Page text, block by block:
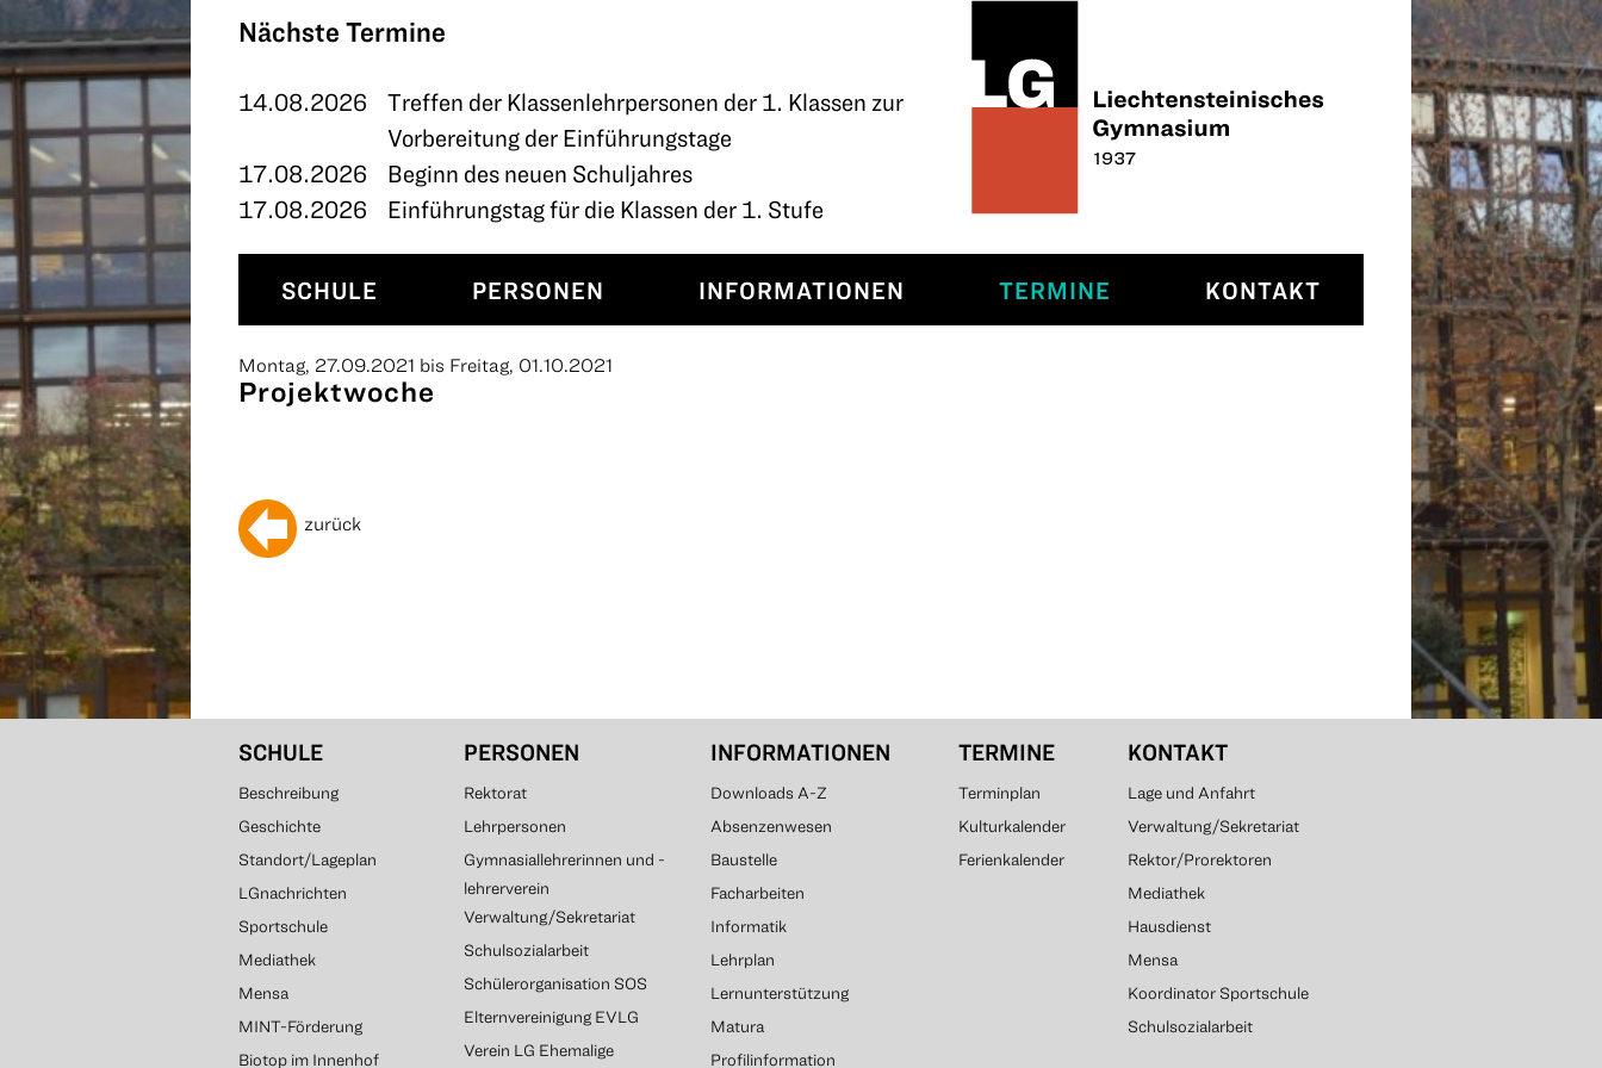
Nächste Termine
14.08.2026
Treffen der Klassenlehrpersonen der 1. Klassen zur
Vorbereitung der Einführungstage
17.08.2026
Beginn des neuen Schuljahres
17.08.2026
Einführungstag für die Klassen der 1. Stufe
SCHULE PERSONEN INFORMATIONEN TERMINE KONTAKT
KONTAKT
Montag, 27.09.2021 bis Freitag, 01.10.2021
Projektwoche
zurück
SCHULE
Beschreibung
Geschichte
Standort/Lageplan
LGnachrichten
Sportschule
Mediathek
Mensa
MINT-Förderung
Biotop im Innenhof
PERSONEN
Rektorat
Lehrpersonen
Gymnasiallehrerinnen und -
lehrerverein
Verwaltung/Sekretariat
Schulsozialarbeit
Schülerorganisation SOS
Elternvereinigung EVLG
Verein LG Ehemalige
INFORMATIONEN
Downloads A-Z
Absenzenwesen
Baustelle
Facharbeiten
Informatik
Lehrplan
Lernunterstützung
Matura
Profilinformation
TERMINE
Terminplan
Kulturkalender
Ferienkalender
KONTAKT
Lage und Anfahrt
Verwaltung/Sekretariat
Rektor/Prorektoren
Mediathek
Hausdienst
Mensa
Koordinator Sportschule
Schulsozialarbeit